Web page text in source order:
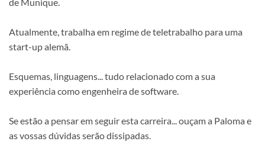
Atualmente, trabalha em regime de teletrabalho para uma
start-up alemã.
Esquemas, linguagens... tudo relacionado com a sua
experiência como engenheira de software.
Se estão a pensar em seguir esta carreira... ouçam a Paloma e
as vossas dúvidas serão dissipadas.